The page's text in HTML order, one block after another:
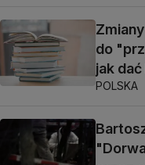
do
jak
POLSKA